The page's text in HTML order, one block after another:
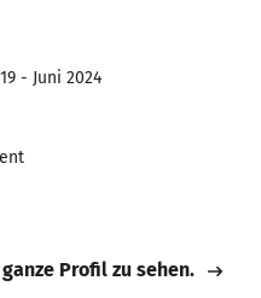
- Juni 2024
Profil zu sehen.